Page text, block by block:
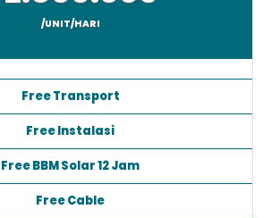
2.800.000
Free Transport
Free Instalasi
Free BBM Solar 12 Jam